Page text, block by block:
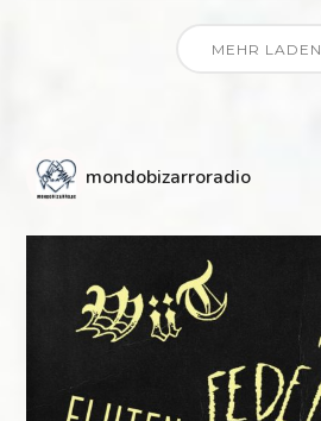
MEHR LADEN
mondobizarroradio